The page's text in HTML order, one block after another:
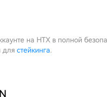
на HTX в полной
для стейкинга.